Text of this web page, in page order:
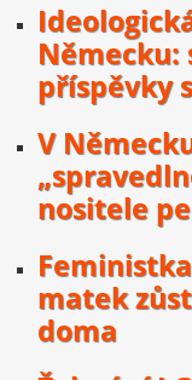
Německu:
příspěvky
V
nositele
matek
doma